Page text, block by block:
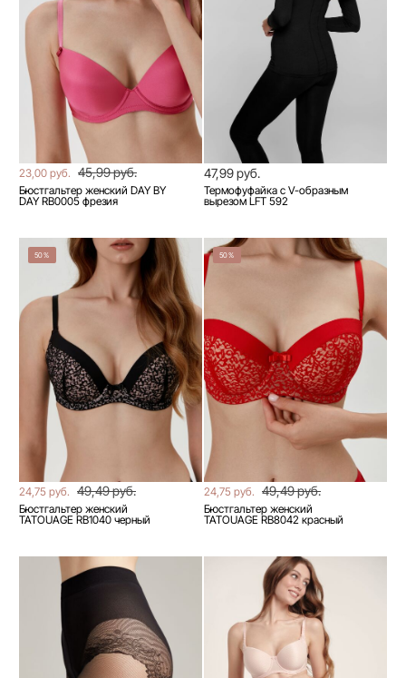
23,00 руб. 45,99 руб.
Бюстгальтер женский DAY BY
DAY RB0005 фрезия
47,99 руб.
Термофуфайка с V-образным
вырезом LFT 592
50%
24,75 руб. 49,49 руб.
Бюстгальтер женский
TATOUAGE RB1040 черный
50%
24,75 руб. 49,49 руб.
Бюстгальтер женский
TATOUAGE RB8042 красный